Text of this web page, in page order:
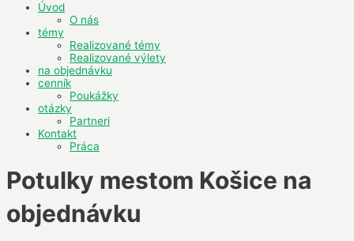
Úvod
O nás
témy
Realizované témy
Realizované výlety
na objednávku
cenník
Poukážky
otázky
Partneri
Kontakt
Práca
Potulky mestom Košice na
objednávku